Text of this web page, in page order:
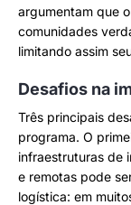
argumentam que
comunidades
limitando assim
Desafios na
Três principais
programa. O
infraestruturas de
e remotas pode
logística: em